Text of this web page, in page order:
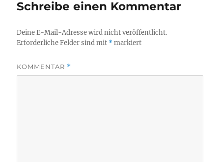
Schreibe einen Kommentar
Deine E-Mail-Adresse wird nicht veröffentlicht.
Erforderliche Felder sind mit *markiert
KOMMENTAR *